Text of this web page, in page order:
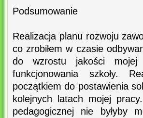
Podsumowanie
Realizacja planu rozwoju
co zrobiłem w czasie
do wzrostu jakości
funkcjonowania szkoły.
początkiem do postawienia
kolejnych latach mojej
pedagogicznej nie byłyby